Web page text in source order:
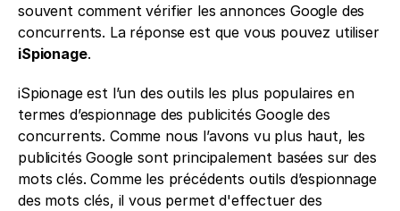
souvent comment vérifier les annonces Google des
concurrents. La réponse est que vous pouvez utiliser
iSpionage.
iSpionage est l’un des outils les plus populaires en
termes d’espionnage des publicités Google des
concurrents. Comme nous l’avons vu plus haut, les
publicités Google sont principalement basées sur des
mots clés. Comme les précédents outils d’espionnage
des mots clés, il vous permet d'effectuer des